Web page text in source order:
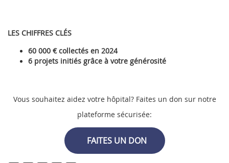
LES CHIFFRES CLÉS
60 000 € collectés en 2024
6 projets initiés grâce à votre générosité
Vous souhaitez aidez votre hôpital? Faites un don sur notre
plateforme sécurisée:
FAITES UN DON